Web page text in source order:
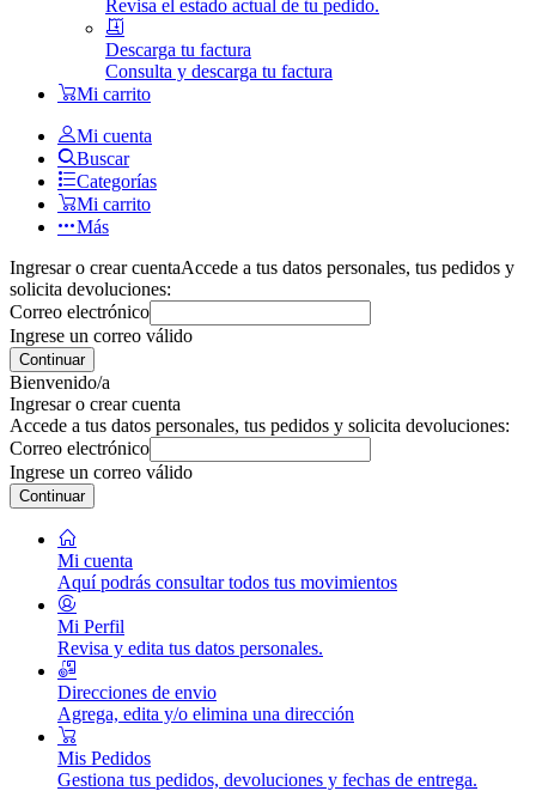
Revisa el estado actual de tu pedido.
Descarga tu factura
Consulta y descarga tu factura
Mi carrito
Mi cuenta
Buscar
Categorías
Mi carrito
Más
Ingresar o crear cuentaAccede a tus datos personales, tus pedidos y
solicita devoluciones:
Correo electrónico
Ingrese un correo válido
Continuar
Bienvenido/a
Ingresar o crear cuenta
Accede a tus datos personales, tus pedidos y solicita devoluciones:
Correo electrónico
Ingrese un correo válido
Continuar
Mi cuenta
Aquí podrás consultar todos tus movimientos
Mi Perfil
Revisa y edita tus datos personales.
Direcciones de envio
Agrega, edita y/o elimina una dirección
Mis Pedidos
Gestiona tus pedidos, devoluciones y fechas de entrega.